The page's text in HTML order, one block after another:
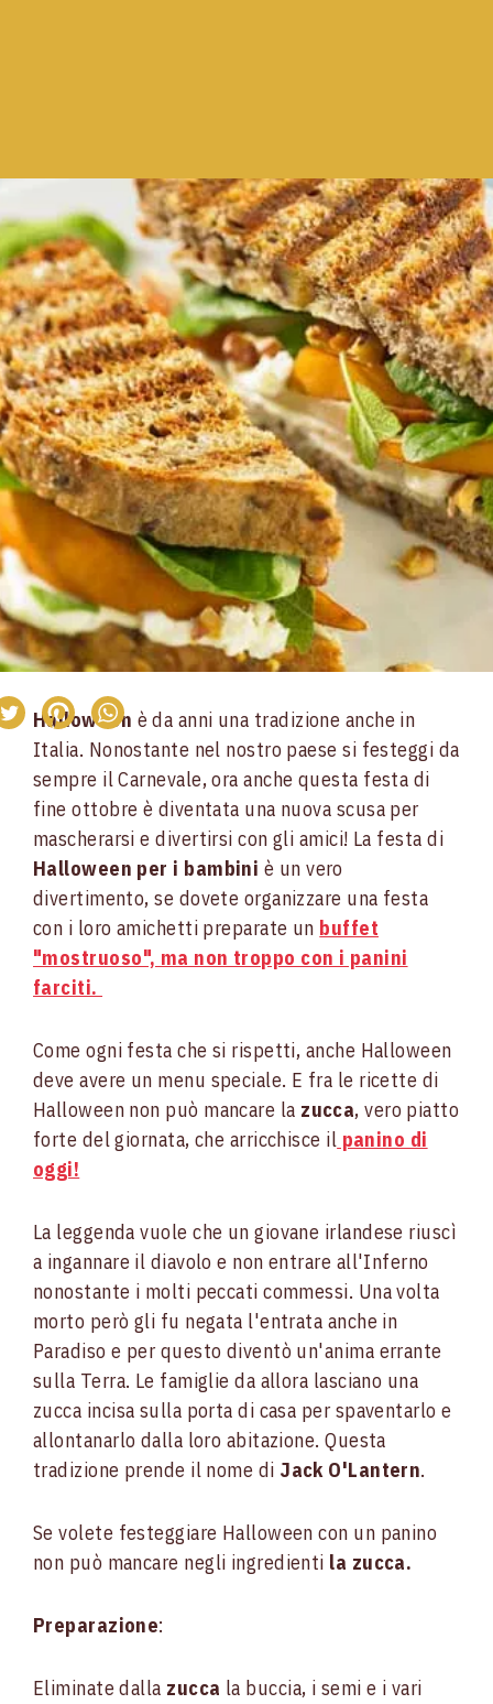
Halloween è da anni una tradizione anche in
Italia. Nonostante nel nostro paese si festeggi da
sempre il Carnevale, ora anche questa festa di
fine ottobre è diventata una nuova scusa per
mascherarsi e divertirsi con gli amici! La festa di
Halloween per i bambini è un vero
divertimento, se dovete organizzare una festa
con i loro amichetti preparate un buffet
"mostruoso", ma non troppo con i panini
farciti.
Come ogni festa che si rispetti, anche Halloween
deve avere un menu speciale. E fra le ricette di
Halloween non può mancare la zucca, vero piatto
forte del giornata, che arricchisce il panino di
oggi!
La leggenda vuole che un giovane irlandese riuscì
a ingannare il diavolo e non entrare all'Inferno
nonostante i molti peccati commessi. Una volta
morto però gli fu negata l'entrata anche in
Paradiso e per questo diventò un'anima errante
sulla Terra. Le famiglie da allora lasciano una
zucca incisa sulla porta di casa per spaventarlo e
allontanarlo dalla loro abitazione. Questa
tradizione prende il nome di Jack O'Lantern.
Se volete festeggiare Halloween con un panino
non può mancare negli ingredienti la zucca.
Preparazione:
Eliminate dalla zucca la buccia, i semi e i vari